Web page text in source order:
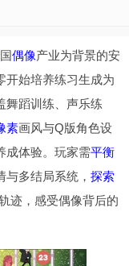
偶像产业为背景的安
开始培养练习生成为
舞蹈训练、声乐练
素画风与Q版角色设
成体验。玩家需平衡
与多结局系统， 探索
迹，感受偶像背后的